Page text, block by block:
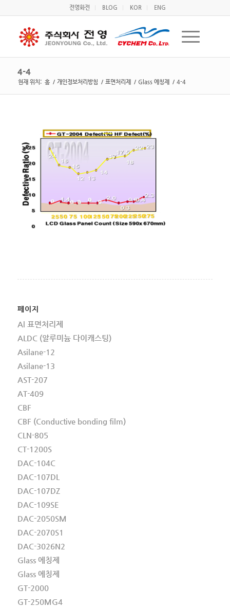
전영화전 BLOG KOR ENG
4-4
현재 위치: 홈 / 개인정보처리방침 / 표면처리제 / Glass 에칭제 / 4-4
페이지
Al 표면처리제
ALDC (알루미늄 다이캐스팅)
Asilane-12
Asilane-13
AST-207
AT-409
CBF
CBF (Conductive bonding film)
CLN-805
CT-1200S
DAC-104C
DAC-107DL
DAC-107DZ
DAC-109SE
DAC-2050SM
DAC-2070S1
DAC-3026N2
Glass 에칭제
Glass 에칭제
GT-2000
GT-250MG4